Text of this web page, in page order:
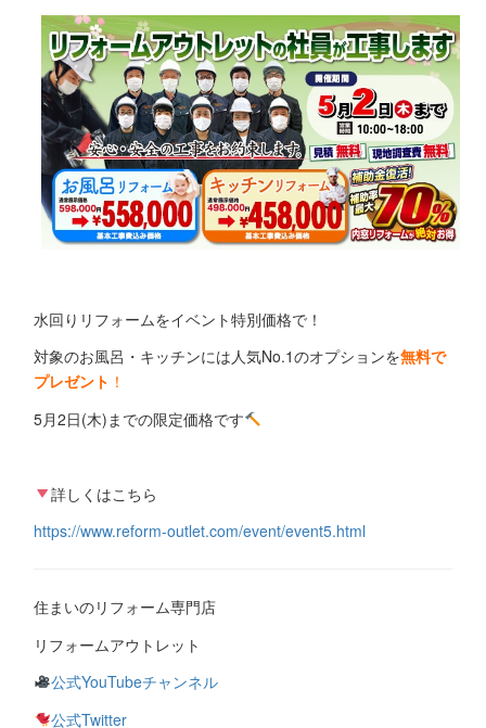
水回りリフォームをイベント特別価格で！
対象のお風呂・キッチンには人気No.1のオプションを無料で
プレゼント ！
5月2日(木)までの限定価格です
詳しくはこちら
https://www.reform-outlet.com/event/event5.html
住まいのリフォーム専門店
リフォームアウトレット
公式YouTubeチャンネル
公式Twitter